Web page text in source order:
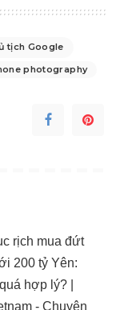
tịch Google
photography